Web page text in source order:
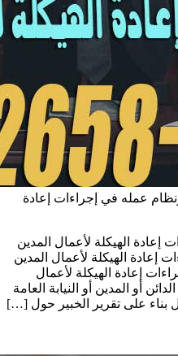
عمله في إجراءات إعادة
إعادة الهيكلة لأعمال المدين
إعادة الهيكلة لأعمال المدين
إعادة الهيكلة لأعمال
أو المدين أو النيابة العامة
بناء على تقرير الخبير حول […]